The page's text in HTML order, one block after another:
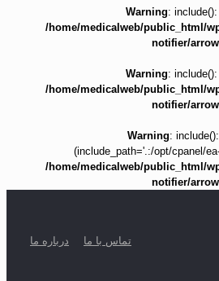
Warning:
/home/medicalweb/public_html/
notifier/
Warning:
/home/medicalweb/public_html/
notifier/
Warning:
(include_path='.:/opt/cpanel/
/home/medicalweb/public_html/
notifier/
درباره ما تماس با ما